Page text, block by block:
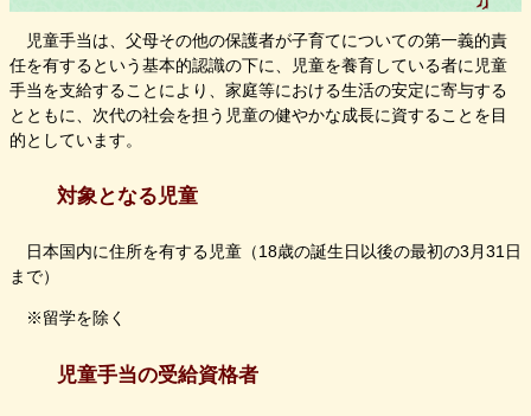
児童手当は、父母その他の保護者が子育てについての第一義的責
任を有するという基本的認識の下に、児童を養育している者に児童
手当を支給することにより、家庭等における生活の安定に寄与する
とともに、次代の社会を担う児童の健やかな成長に資することを目
的としています。
対象となる児童
日本国内に住所を有する児童（18歳の誕生日以後の最初の3月31日
まで）
※留学を除く
児童手当の受給資格者